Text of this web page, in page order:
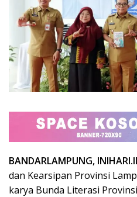
BANDARLAMPUNG,
dan Kearsipan Provinsi
karya Bunda Literasi